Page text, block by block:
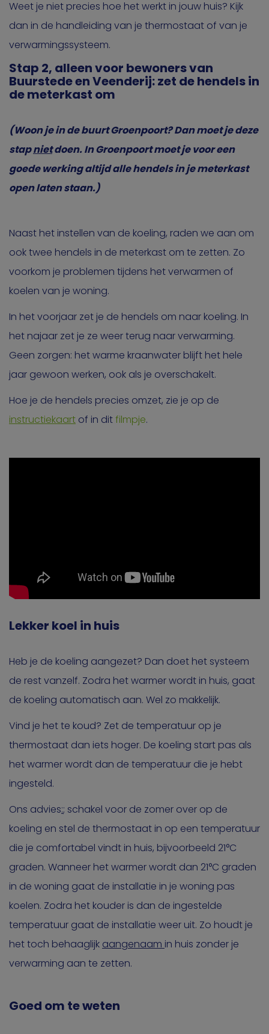
Weet je niet precies hoe het werkt in jouw huis? Kijk
dan in de handleiding van je thermostaat of van je
verwarmingssysteem.
Stap 2, alleen voor bewoners van
Buurstede en Veenderij: zet de hendels in
de meterkast om
(Woon je in de buurt Groenpoort? Dan moet je deze
stapnietdoen. In Groenpoort moet je voor een
goede werking altijd alle hendels in je meterkast
open laten staan.)
Naast het instellen van de koeling, raden we aan om
ook twee hendels in de meterkast om te zetten. Zo
voorkom je problemen tijdens het verwarmen of
koelen van je woning.
In het voorjaar zet je de hendels om naar koeling. In
het najaar zet je ze weer terug naar verwarming.
Geen zorgen: het warme kraanwater blijft het hele
jaar gewoon werken, ook als je overschakelt.
Hoe je de hendels precies omzet, zie je op de
instructiekaart of in ditfilmpje.
Lekker koel in huis
Heb je de koeling aangezet? Dan doet het systeem
de rest vanzelf. Zodra het warmer wordt in huis, gaat
de koeling automatisch aan. Wel zo makkelijk.
Vind je het te koud? Zet de temperatuur op je
thermostaat dan iets hoger. De koeling start pas als
het warmer wordt dan de temperatuur die je hebt
ingesteld.
Ons advies:; schakel voor de zomer over op de
koeling en stel de thermostaat in op een temperatuur
die je comfortabel vindt in huis, bijvoorbeeld 21°C
graden. Wanneer het warmer wordt dan 21°C graden
in de woning gaat de installatie in je woning pas
koelen. Zodra het kouder is dan de ingestelde
temperatuur gaat de installatie weer uit. Zo houdt je
het toch behaaglijk aangenaam in huis zonder je
verwarming aan te zetten.
Goed om te weten